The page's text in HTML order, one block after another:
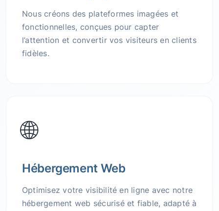
Nous créons des plateformes imagées et
fonctionnelles, conçues pour capter
l’attention et convertir vos visiteurs en clients
fidèles.
🌐
Hébergement Web
Optimisez votre visibilité en ligne avec notre
hébergement web sécurisé et fiable, adapté à